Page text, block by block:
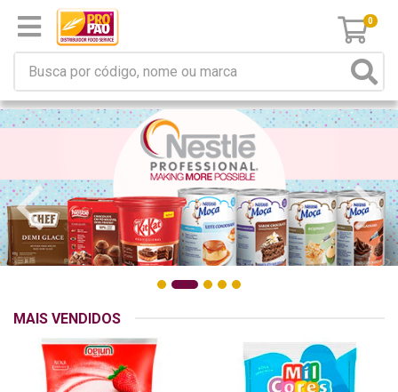
0
MAIS VENDIDOS